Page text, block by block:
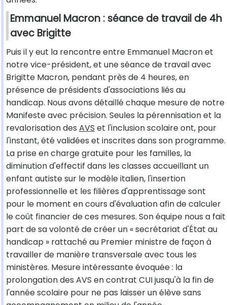
Emmanuel Macron : séance de travail de 4h
avec Brigitte
Puis il y eut la rencontre entre Emmanuel Macron et
notre vice-président, et une séance de travail avec
Brigitte Macron, pendant près de 4 heures, en
présence de présidents d'associations liés au
handicap. Nous avons détaillé chaque mesure de notre
Manifeste avec précision. Seules la pérennisation et la
revalorisation des AVS et l'inclusion scolaire ont, pour
l'instant, été validées et inscrites dans son programme.
La prise en charge gratuite pour les familles, la
diminution d'effectif dans les classes accueillant un
enfant autiste sur le modèle italien, l'insertion
professionnelle et les filières d'apprentissage sont
pour le moment en cours d'évaluation afin de calculer
le coût financier de ces mesures. Son équipe nous a fait
part de sa volonté de créer un « secrétariat d'État au
handicap » rattaché au Premier ministre de façon à
travailler de manière transversale avec tous les
ministères. Mesure intéressante évoquée : la
prolongation des AVS en contrat CUI jusqu'à la fin de
l'année scolaire pour ne pas laisser un élève sans